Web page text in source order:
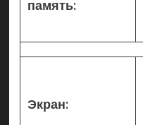
память:
Экран: